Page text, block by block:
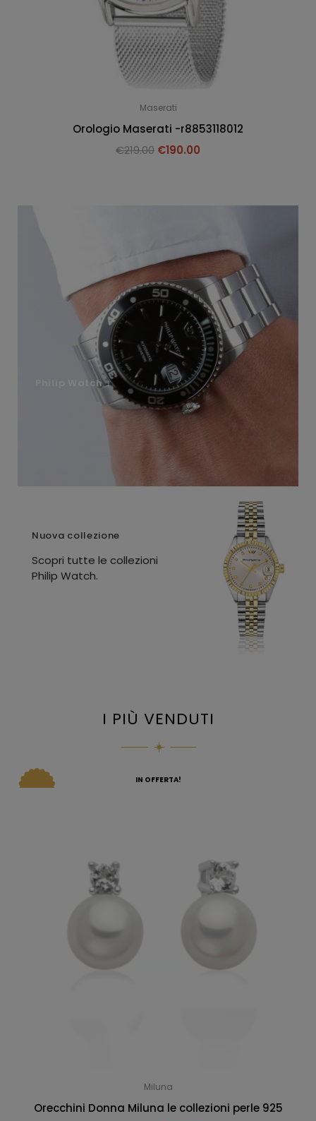
Maserati
Orologio Maserati -r8853118012
€219.00 €190.00
Philip Watch
Nuova collezione
Scopri tutte le collezioni
Philip Watch.
I PIÙ VENDUTI
IN OFFERTA!
Miluna
Orecchini Donna Miluna le collezioni perle 925